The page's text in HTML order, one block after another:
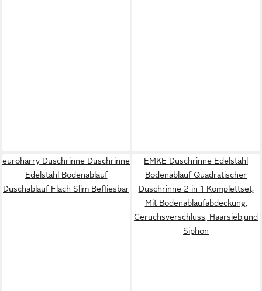
euroharry Duschrinne Duschrinne
Edelstahl Bodenablauf
Duschablauf Flach Slim Befliesbar
EMKE Duschrinne Edelstahl
Bodenablauf Quadratischer
Duschrinne 2 in 1 Komplettset,
Mit Bodenablaufabdeckung,
Geruchsverschluss, Haarsieb,und
Siphon